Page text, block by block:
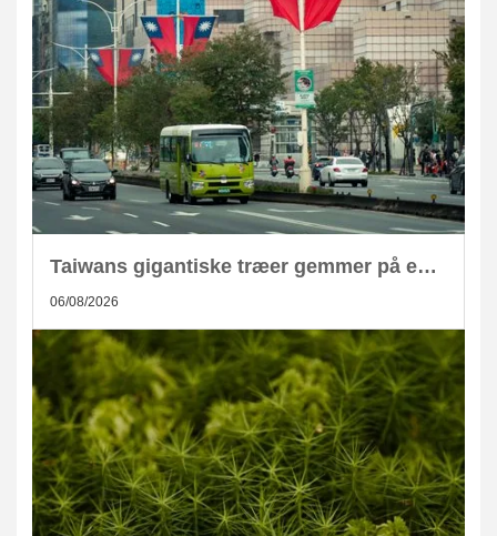
Taiwans gigantiske træer gemmer på enorm CO2-lagring
06/08/2026